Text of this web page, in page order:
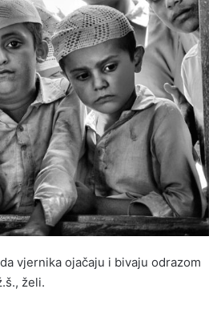
vjernika ojačaju i bivaju odrazom
želi.